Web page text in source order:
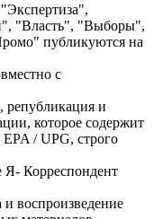
"Власть", "Выборы",
публикуются на
с
републикация и
которое содержит
/ UPG, строго
Я- Корреспондент
воспроизведение